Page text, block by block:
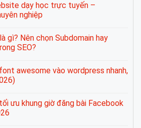
dạy học trực tuyến –
nghiệp
gì? Nên chọn Subdomain hay
SEO?
awesome vào wordpress nhanh,
ưu khung giờ đăng bài Facebook